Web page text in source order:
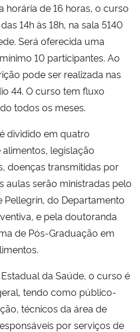
Direitos Humanos
horária de 16 horas, o curso
14h às 18h, na sala 5140
Será oferecida uma
10 participantes. Ao
pode ser realizada nas
44. O curso tem fluxo
todos os meses.
dividido em quatro
legislação
doenças transmitidas por
aulas serão ministradas pelo
Pellegrin, do Departamento
e pela doutoranda
de Pós-Graduação em
da Saúde, o curso é
tendo como público-
técnicos da área de
por serviços de